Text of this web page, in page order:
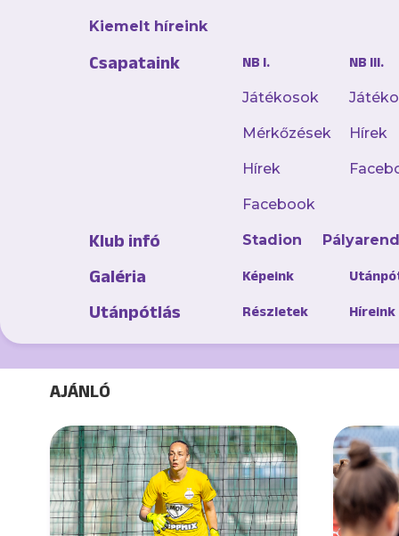
Kiemelt híreink
Csapataink NB I.
Játékosok
Mérkőzések
Hírek
Facebook
NB III.
Hírek
Klub infó Stadion Pályarend
Galéria Képeink
Utánpótlás Részletek Híreink
edzőtáborában,
hiszen Péntek
Töltsd
AJÁNLÓ